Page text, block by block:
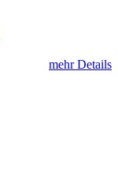
mehr Details